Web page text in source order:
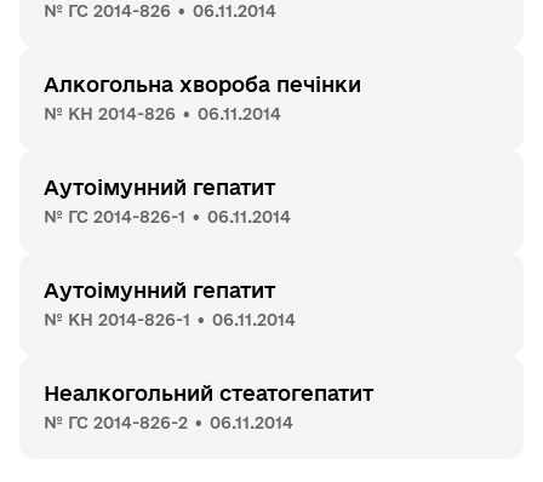
№ ГС 2014-826 • 06.11.2014
Алкогольна хвороба печінки
№ КН 2014-826 • 06.11.2014
Аутоімунний гепатит
№ ГС 2014-826-1 • 06.11.2014
Аутоімунний гепатит
№ КН 2014-826-1 • 06.11.2014
Неалкогольний стеатогепатит
№ ГС 2014-826-2 • 06.11.2014